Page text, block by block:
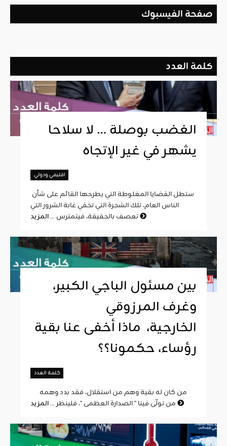
صفحة الفيسبوك
كلمة العدد
الغضب بوصلة … لا سلاحا
يشهر في غير الإتجاه
اقليمي ودولي
الناس العام، تلك الشجرة التي تخفي غابة الشرور التي
تعصف بالحقيقة، فيتمترس ...
بين مسئول الباجي الكبير،
وغرف المرزوقي
الخارجية، ماذا أخفى عنا بقية
رؤساء، حكمونا؟؟
كلمة العدد
من تولّى فينا " الصدارة العظمى "، فلينظر ...